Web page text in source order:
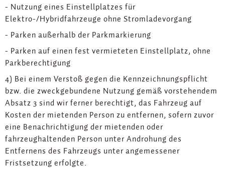
- Nutzung eines Einstellplatzes für
Elektro-/Hybridfahrzeuge ohne Stromladevorgang
- Parken außerhalb der Parkmarkierung
- Parken auf einen fest vermieteten Einstellplatz, ohne
Parkberechtigung
4) Bei einem Verstoß gegen die Kennzeichnungspflicht
bzw. die zweckgebundene Nutzung gemäß vorstehendem
Absatz 3 sind wir ferner berechtigt, das Fahrzeug auf
Kosten der mietenden Person zu entfernen, sofern zuvor
eine Benachrichtigung der mietenden oder
fahrzeughaltenden Person unter Androhung des
Entfernens des Fahrzeugs unter angemessener
Fristsetzung erfolgte.